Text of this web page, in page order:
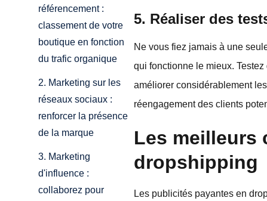
référencement :
classement de votre
boutique en fonction
du trafic organique
2. Marketing sur les
réseaux sociaux :
renforcer la présence
de la marque
3. Marketing
d'influence :
collaborez pour
5. Réaliser des
Ne vous fiez jamais à une
qui fonctionne le mieux.
améliorer considérablement
réengagement des clients
Les meilleurs
dropshipping
Les publicités payantes en